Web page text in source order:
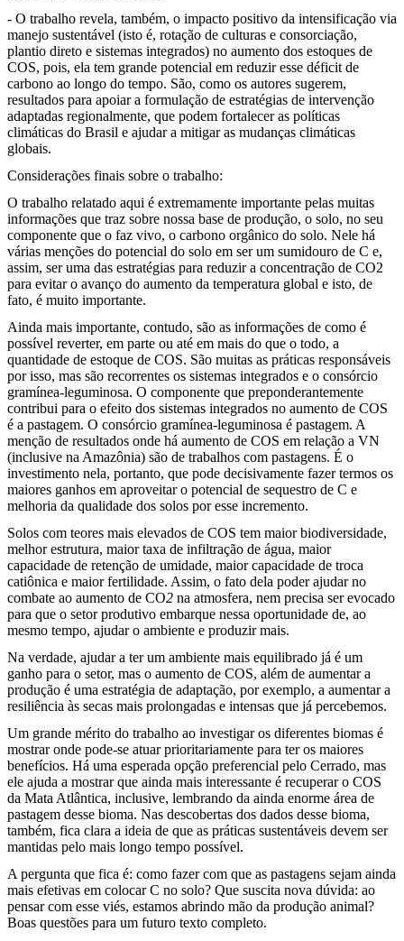
- O trabalho revela, também, o impacto positivo da intensificação via
manejo sustentável (isto é, rotação de culturas e consorciação,
plantio direto e sistemas integrados) no aumento dos estoques de
COS, pois, ela tem grande potencial em reduzir esse déficit de
carbono ao longo do tempo. São, como os autores sugerem,
resultados para apoiar a formulação de estratégias de intervenção
adaptadas regionalmente, que podem fortalecer as políticas
climáticas do Brasil e ajudar a mitigar as mudanças climáticas
globais.
Considerações finais sobre o trabalho:
O trabalho relatado aqui é extremamente importante pelas muitas
informações que traz sobre nossa base de produção, o solo, no seu
componente que o faz vivo, o carbono orgânico do solo. Nele há
várias menções do potencial do solo em ser um sumidouro de C e,
assim, ser uma das estratégias para reduzir a concentração de CO2
para evitar o avanço do aumento da temperatura global e isto, de
fato, é muito importante.
Ainda mais importante, contudo, são as informações de como é
possível reverter, em parte ou até em mais do que o todo, a
quantidade de estoque de COS. São muitas as práticas responsáveis
por isso, mas são recorrentes os sistemas integrados e o consórcio
gramínea-leguminosa. O componente que preponderantemente
contribui para o efeito dos sistemas integrados no aumento de COS
é a pastagem. O consórcio gramínea-leguminosa é pastagem. A
menção de resultados onde há aumento de COS em relação a VN
(inclusive na Amazônia) são de trabalhos com pastagens. É o
investimento nela, portanto, que pode decisivamente fazer termos os
maiores ganhos em aproveitar o potencial de sequestro de C e
melhoria da qualidade dos solos por esse incremento.
Solos com teores mais elevados de COS tem maior biodiversidade,
melhor estrutura, maior taxa de infiltração de água, maior
capacidade de retenção de umidade, maior capacidade de troca
catiônica e maior fertilidade. Assim, o fato dela poder ajudar no
combate ao aumento de CO2 na atmosfera, nem precisa ser evocado
para que o setor produtivo embarque nessa oportunidade de, ao
mesmo tempo, ajudar o ambiente e produzir mais.
Na verdade, ajudar a ter um ambiente mais equilibrado já é um
ganho para o setor, mas o aumento de COS, além de aumentar a
produção é uma estratégia de adaptação, por exemplo, a aumentar a
resiliência às secas mais prolongadas e intensas que já percebemos.
Um grande mérito do trabalho ao investigar os diferentes biomas é
mostrar onde pode-se atuar prioritariamente para ter os maiores
benefícios. Há uma esperada opção preferencial pelo Cerrado, mas
ele ajuda a mostrar que ainda mais interessante é recuperar o COS
da Mata Atlântica, inclusive, lembrando da ainda enorme área de
pastagem desse bioma. Nas descobertas dos dados desse bioma,
também, fica clara a ideia de que as práticas sustentáveis devem ser
mantidas pelo mais longo tempo possível.
A pergunta que fica é: como fazer com que as pastagens sejam ainda
mais efetivas em colocar C no solo? Que suscita nova dúvida: ao
pensar com esse viés, estamos abrindo mão da produção animal?
Boas questões para um futuro texto completo.